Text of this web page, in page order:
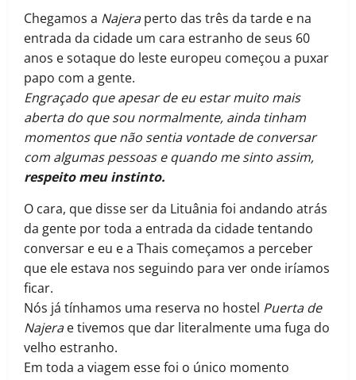
Chegamos a Najeraperto das três da tarde e na
entrada da cidade um cara estranho de seus 60
anos e sotaque do leste europeu começou a puxar
papo com a gente.
Engraçado que apesar de eu estar muito mais
aberta do que sou normalmente, ainda tinham
momentos que não sentia vontade de conversar
com algumas pessoas e quando me sinto assim,
respeito meu instinto.
O cara, que disse ser da Lituânia foi andando atrás
da gente por toda a entrada da cidade tentando
conversar e eu e a Thais começamos a perceber
que ele estava nos seguindo para ver onde iríamos
ficar.
Nós já tínhamos uma reserva no hostel Puerta de
Najerae tivemos que dar literalmente uma fuga do
velho estranho.
Em toda a viagem esse foi o único momento